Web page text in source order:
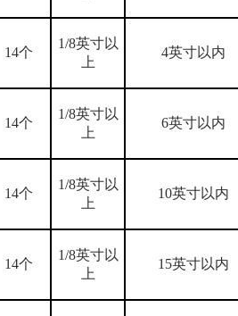
14个
1/8英寸以
上
4英寸以内
14个
1/8英寸以
上
6英寸以内
14个
1/8英寸以
上
10英寸以内
14个
1/8英寸以
上
15英寸以内